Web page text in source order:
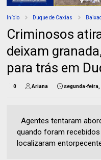
Início Duque de Caxias
Criminosos
deixam
para trás em
0 Ariana segunda-feira,
Agentes tentaram
quando foram
localizaram